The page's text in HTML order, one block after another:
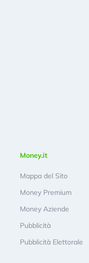
Money.it
Mappa del Sito
Money Premium
Money Aziende
Pubblicità
Pubblicità Elettorale